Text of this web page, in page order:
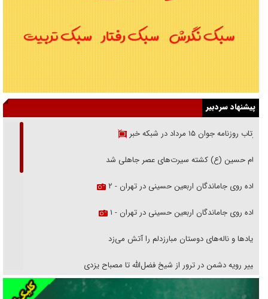
پیشنهاد سردبیر
بازتاب روزنامه جوان ۱۵ مرداد در شبکه خبر
امام حسین (ع) کشته سیرت‌های عصر جاهلی شد
پیاده روی جاماندگان اربعین حسینی در تهران - ۲
پیاده روی جاماندگان اربعین حسینی در تهران - ۱
فریاد‌ها و ناله‌های دوستان مبارزدلم را آتش می‌زد
تغییر رویه دشمن در ترور از شیخ فضل‌الله تا مصباح یزدی
خرید قسطی اولش خنده و آخرش گریه است!